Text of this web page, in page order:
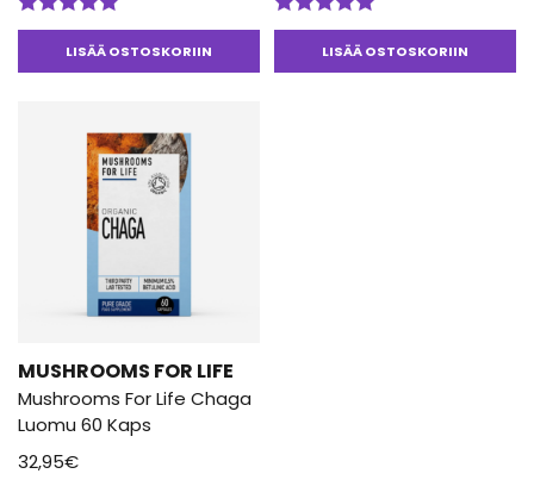
Arvostelu
tuotteesta:LISÄÄ OSTOSKORIIN
Arvostelu
tuotteesta:LISÄÄ OSTOSKORIIN
MUSHROOMS FOR LIFE
Mushrooms For Life Chaga
Luomu 60 Kaps
32,95€